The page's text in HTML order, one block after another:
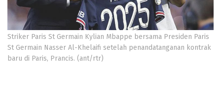
Striker Paris St Germain Kylian Mbappe bersama Presiden Paris
St Germain Nasser Al-Khelaifi setelah penandatanganan kontrak
baru di Paris, Prancis. (ant/rtr)